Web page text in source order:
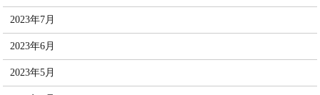
2023年7月
2023年6月
2023年5月